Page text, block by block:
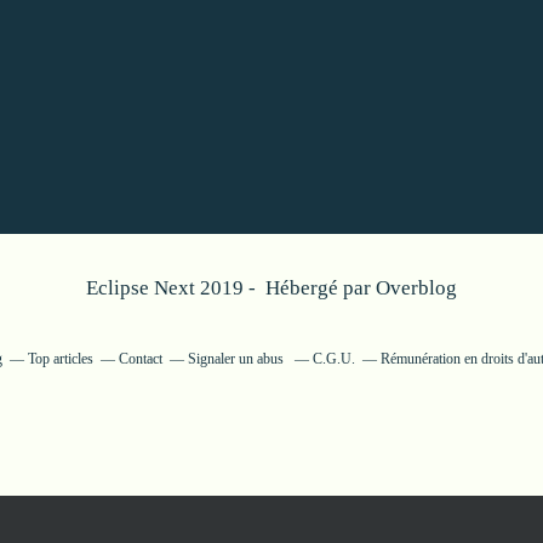
Eclipse Next 2019 - Hébergé par Overblog
Top articles Contact Signaler un abus C.G.U. Rémunération en droits